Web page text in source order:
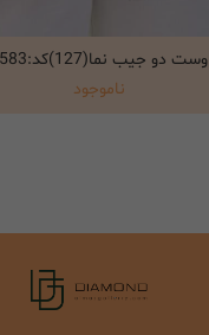
انتخاب گزینه ها
وست دو جیب نما(127)کد:7583
ناموجود